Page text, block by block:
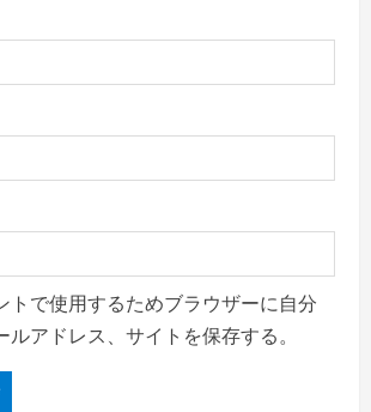
トで使用するためブラウザーに自分
ルアドレス、サイトを保存する。